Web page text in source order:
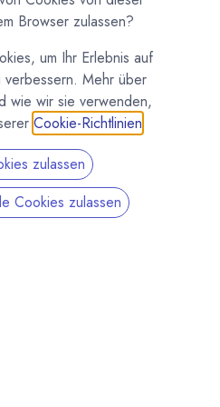
Kirsche, 60% Kakao
Browser zulassen?
um Ihr Erlebnis auf
Mehr über
wie wir sie verwenden,
Cookie-Richtlinien
zulassen
Cookies zulassen